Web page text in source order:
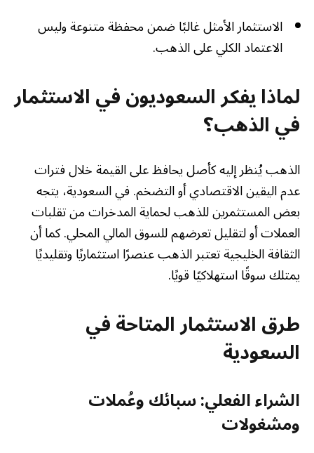
الاستثمار الأمثل غالبًا ضمن محفظة متنوعة وليس
الاعتماد الكلي على الذهب.
لماذا يفكر السعوديون في الاستثمار
في الذهب؟
الذهب يُنظر إليه كأصل يحافظ على القيمة خلال فترات
عدم اليقين الاقتصادي أو التضخم. في السعودية، يتجه
بعض المستثمرين للذهب لحماية المدخرات من تقلبات
العملات أو لتقليل تعرضهم للسوق المالي المحلي. كما أن
الثقافة الخليجية تعتبر الذهب عنصرًا استثماريًا وتقليديًا
يمتلك سوقًا استهلاكيًا قويًا.
طرق الاستثمار المتاحة في
السعودية
الشراء الفعلي: سبائك وعُملات
ومشغولات